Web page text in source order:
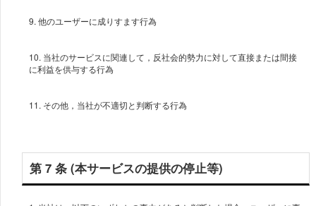
10. 当社のサービスに関連して，反社会的勢力に対して直接または間接
第 7 条 (本サービスの提供の停止等)